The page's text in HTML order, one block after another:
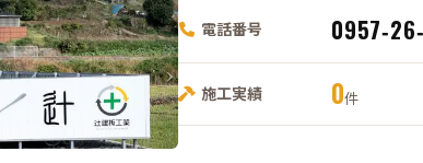
電話番号
施工実績 0件